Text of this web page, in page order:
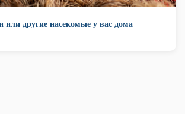
или другие насекомые у вас дома